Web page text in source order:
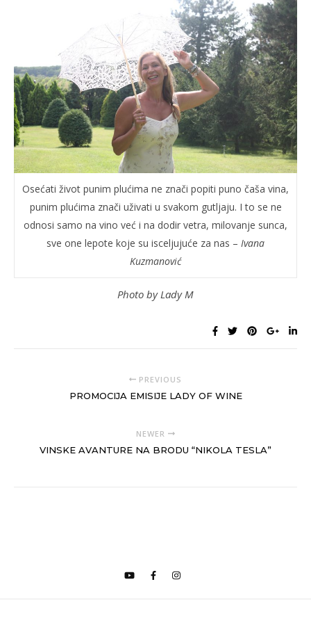
Osećati život punim plućima ne znači popiti puno čaša vina,
punim plućima znači uživati u svakom gutljaju. I to se ne
odnosi samo na vino već i na dodir vetra, milovanje sunca,
sve one lepote koje su isceljujuće za nas – Ivana
Kuzmanović
Photo by Lady M
PREVIOUS
PROMOCIJA EMISIJE LADY OF WINE
NEWER
VINSKE AVANTURE NA BRODU “NIKOLA TESLA”